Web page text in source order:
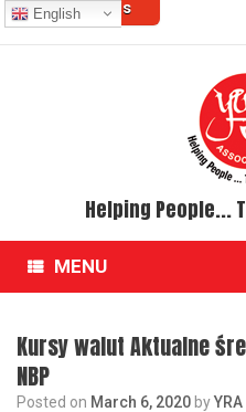
Skip
to
Contact Us
Helping People...
MENU
Kursy walut Aktualne
NBP
Posted on March 6, 2020 by
English